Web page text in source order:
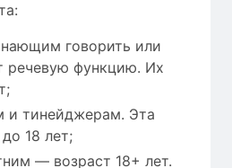
говорить или
речевую функцию. Их
и тинейджерам. Эта
18 лет;
— возраст 18+ лет.